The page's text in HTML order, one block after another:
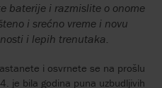
baterije i razmislite o onome
i srećno vreme i novu
i lepih trenutaka.
i osvrnete se na prošlu
je bila godina puna uzbudljivih